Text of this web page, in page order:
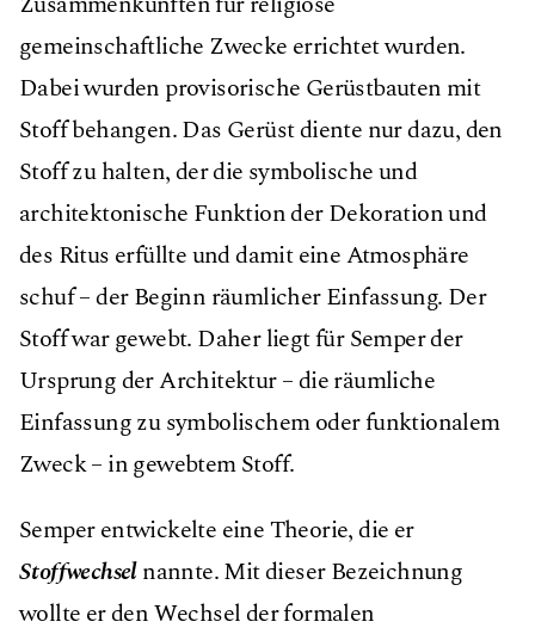
gemeinschaftliche Zwecke errichtet wurden.
Dabei wurden provisorische Gerüstbauten mit
Stoff behangen. Das Gerüst diente nur dazu, den
Stoff zu halten, der die symbolische und
architektonische Funktion der Dekoration und
des Ritus erfüllte und damit eine Atmosphäre
schuf – der Beginn räumlicher Einfassung. Der
Stoff war gewebt. Daher liegt für Semper der
Ursprung der Architektur – die räumliche
Einfassung zu symbolischem oder funktionalem
Zweck – in gewebtem Stoff.
Semper entwickelte eine Theorie, die er
Stoffwechselnannte. Mit dieser Bezeichnung
wollte er den Wechsel der formalen